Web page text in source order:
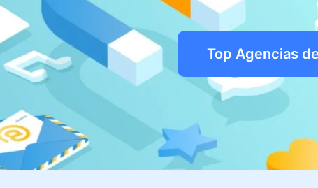
Top Agencias